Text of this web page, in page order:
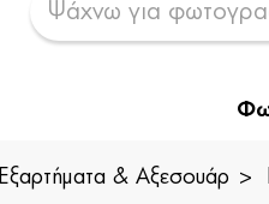
Εξαρτήματα & Αξεσουάρ